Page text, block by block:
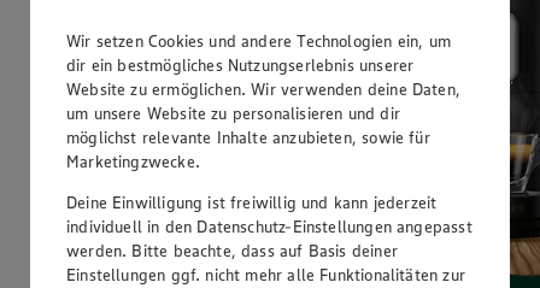
Wir setzen Cookies und andere Technologien ein, um
dir ein bestmögliches Nutzungserlebnis unserer
Website zu ermöglichen. Wir verwenden deine Daten,
um unsere Website zu personalisieren und dir
möglichst relevante Inhalte anzubieten, sowie für
Marketingzwecke.
Deine Einwilligung ist freiwillig und kann jederzeit
individuell in den Datenschutz-Einstellungen angepasst
werden. Bitte beachte, dass auf Basis deiner
Einstellungen ggf. nicht mehr alle Funktionalitäten zur